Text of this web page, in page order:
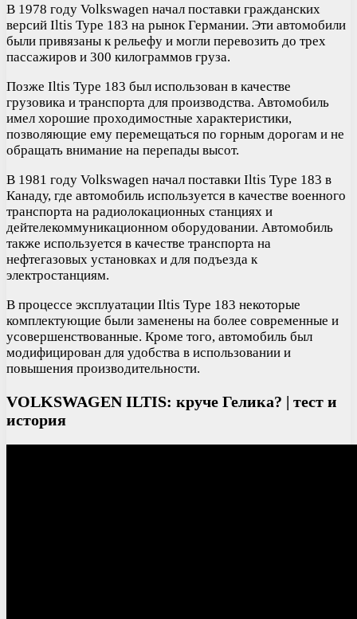
В 1978 году Volkswagen начал поставки гражданских
версий Iltis Type 183 на рынок Германии. Эти автомобили
были привязаны к рельефу и могли перевозить до трех
пассажиров и 300 килограммов груза.
Позже Iltis Type 183 был использован в качестве
грузовика и транспорта для производства. Автомобиль
имел хорошие проходимостные характеристики,
позволяющие ему перемещаться по горным дорогам и не
обращать внимание на перепады высот.
В 1981 году Volkswagen начал поставки Iltis Type 183 в
Канаду, где автомобиль используется в качестве военного
транспорта на радиолокационных станциях и
дейтелекоммуникационном оборудовании. Автомобиль
также используется в качестве транспорта на
нефтегазовых установках и для подъезда к
электростанциям.
В процессе эксплуатации Iltis Type 183 некоторые
комплектующие были заменены на более современные и
усовершенствованные. Кроме того, автомобиль был
модифицирован для удобства в использовании и
повышения производительности.
VOLKSWAGEN ILTIS: круче Гелика? | тест и
история